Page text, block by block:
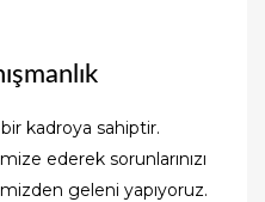
kadroya sahiptir.
ederek sorunlarınızı
geleni yapıyoruz.